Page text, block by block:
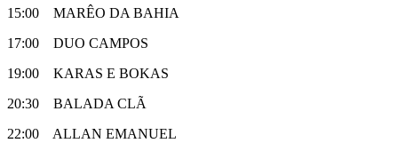
15:00 MARÊO DA BAHIA
17:00 DUO CAMPOS
19:00 KARAS E BOKAS
20:30 BALADA CLÃ
22:00 ALLAN EMANUEL